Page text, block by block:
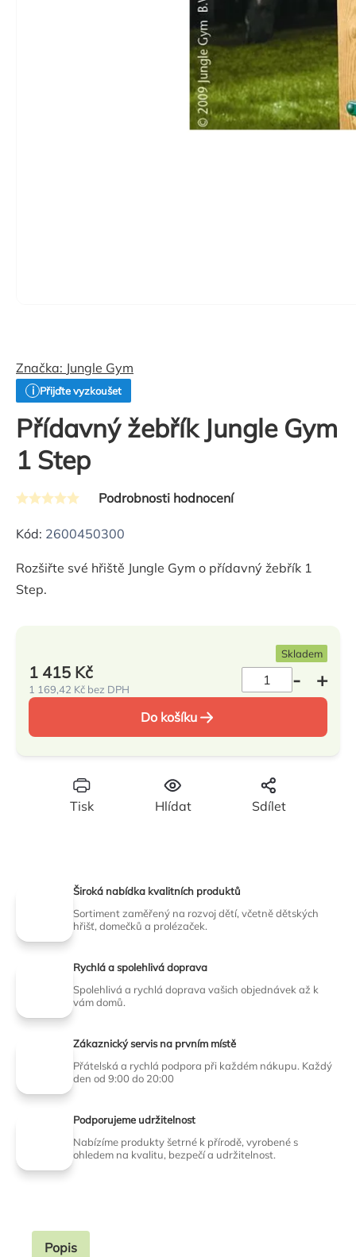
Přídavný žebřík Jungle Gym
1 Step
Přijďte vyzkoušet
Průměrné
hodnocení
je
0,0
Podrobnosti hodnocení
Značka: Jungle Gym
Kód: 2600450300
Rozšiřte své hřiště Jungle Gym o přídavný žebřík 1
Step.
Tisk Hlídat Sdílet
Skladem
1 415 Kč
1 169,42 Kč bez DPH
Měrná
cena:
Do košíku
Široká nabídka kvalitních produktů
Sortiment zaměřený na rozvoj dětí, včetně dětských
hřišť, domečků a prolézaček.
Rychlá a spolehlivá doprava
Spolehlivá a rychlá doprava vašich objednávek až k
vám domů.
Zákaznický servis na prvním místě
Přátelská a rychlá podpora při každém nákupu. Každý
den od 9:00 do 20:00
Podporujeme udržitelnost
Nabízíme produkty šetrné k přírodě, vyrobené s
ohledem na kvalitu, bezpečí a udržitelnost.
Popis